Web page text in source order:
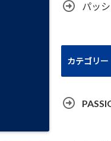
パッ
カテゴリー